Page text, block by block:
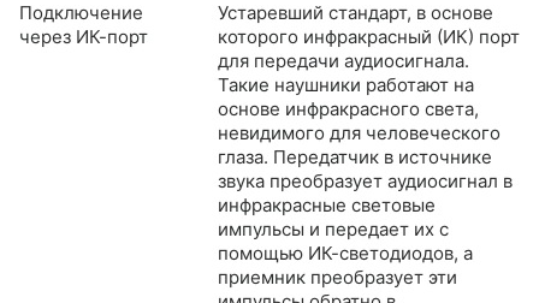
Подключение
через ИК-порт
Устаревший стандарт, в основе
которого инфракрасный (ИК) порт
для передачи аудиосигнала.
Такие наушники работают на
основе инфракрасного света,
невидимого для человеческого
глаза. Передатчик в источнике
звука преобразует аудиосигнал в
инфракрасные световые
импульсы и передает их с
помощью ИК-светодиодов, а
приемник преобразует эти